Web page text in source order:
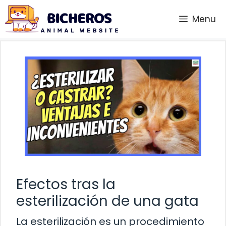
Saltar
al
contenido
Menu
Efectos tras la
esterilización de una gata
La esterilización es un procedimiento